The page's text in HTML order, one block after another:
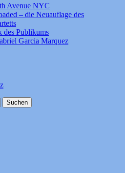
Avenue NYC
– die Neuauflage des
des Publikums
Garcia Marquez